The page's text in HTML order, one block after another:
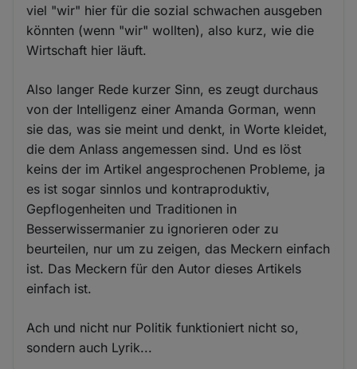
viel "wir" hier für die sozial schwachen ausgeben
könnten (wenn "wir" wollten), also kurz, wie die
Wirtschaft hier läuft.
Also langer Rede kurzer Sinn, es zeugt durchaus
von der Intelligenz einer Amanda Gorman, wenn
sie das, was sie meint und denkt, in Worte kleidet,
die dem Anlass angemessen sind. Und es löst
keins der im Artikel angesprochenen Probleme, ja
es ist sogar sinnlos und kontraproduktiv,
Gepflogenheiten und Traditionen in
Besserwissermanier zu ignorieren oder zu
beurteilen, nur um zu zeigen, das Meckern einfach
ist. Das Meckern für den Autor dieses Artikels
einfach ist.
Ach und nicht nur Politik funktioniert nicht so,
sondern auch Lyrik...